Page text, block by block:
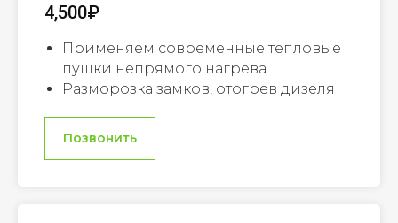
4,500₽
Применяем современные тепловые
пушки непрямого нагрева
Разморозка замков, отогрев дизеля
Позвонить